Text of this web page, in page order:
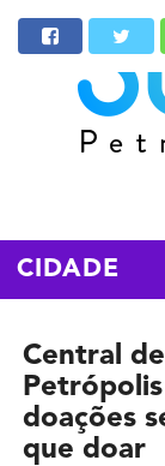
CIDADE
Central
doações
que doar